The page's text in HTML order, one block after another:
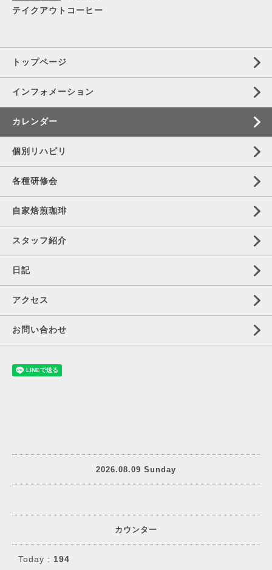
テイクアウトコーヒー
トップページ
インフォメーション
カレンダー
個別リハビリ
各種研修会
自家焙煎珈琲
スタッフ紹介
日記
アクセス
お問い合わせ
2026.08.09 Sunday
カウンター
Today : 194